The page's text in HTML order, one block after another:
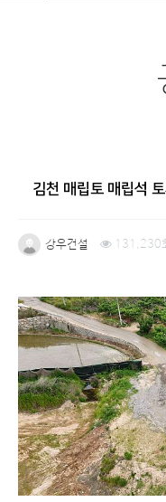
김천 매립토 매립석
강우건설 131,230
본문